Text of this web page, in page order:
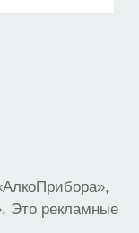
Это рекламные